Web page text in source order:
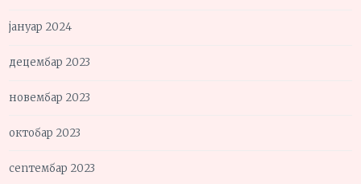
јануар 2024
децембар 2023
новембар 2023
октобар 2023
септембар 2023